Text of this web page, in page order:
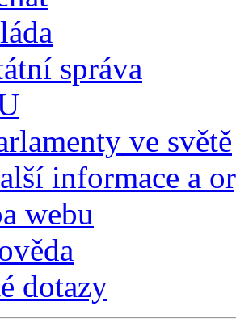
správa
ve světě
informace a
webu
dotazy